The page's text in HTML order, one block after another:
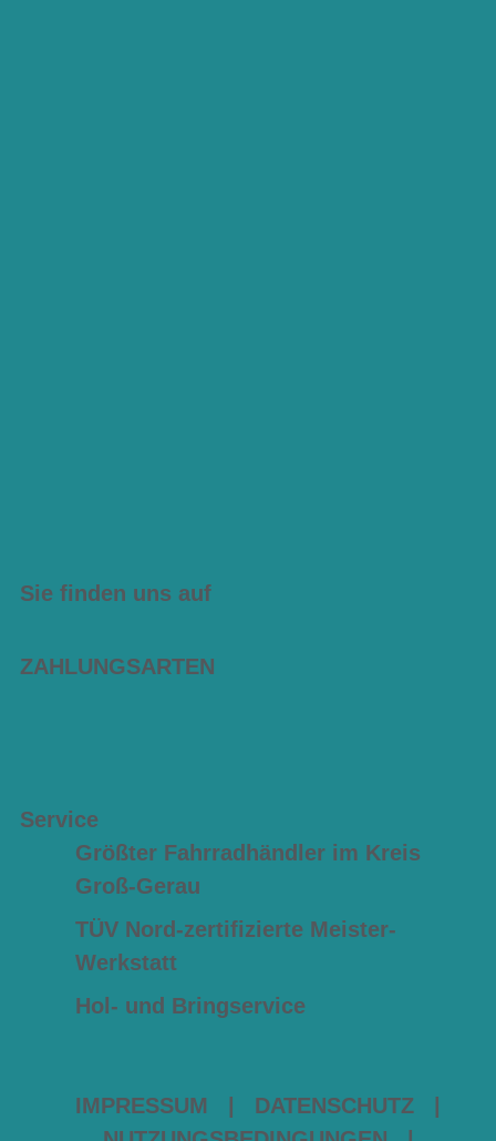
Sie finden uns auf
ZAHLUNGSARTEN
Service
Größter Fahrradhändler im Kreis
Groß-Gerau
TÜV Nord-zertifizierte Meister-
Werkstatt
Hol- und Bringservice
IMPRESSUM DATENSCHUTZ